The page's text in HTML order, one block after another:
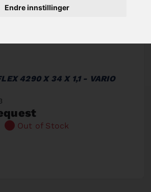
Endre innstillinger
4290 X 34 X 1,1 - VARIO
Out of Stock